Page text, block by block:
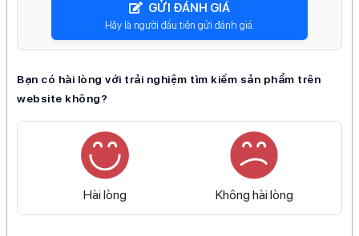
GỬI ĐÁNH GIÁ
Hãy là người đầu tiên gửi đánh giá.
Bạn có hài lòng với trải nghiệm tìm kiếm sản phẩm trên
website không?
Hài lòng Không hài lòng